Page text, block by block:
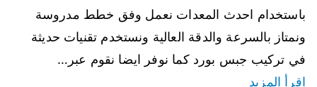
باستخدام احدث المعدات نعمل وفق خطط مدروسة
ونمتاز بالسرعة والدقة العالية ونستخدم تقنيات حديثة
في تركيب جبس بورد كما نوفر ايضا نقوم عبر…
اقرأ المزيد